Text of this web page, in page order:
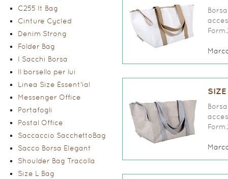
C255 It Bag
Cinture Cycled
Denim Strong
Folder Bag
I Sacchi Borsa
Il borsello per lui
Linea Size Essent'ial
Messenger Office
Portafogli
Postal Office
Saccaccio SacchettoBag
Sacco Borsa Elegant
Shoulder Bag Tracolla
Size L Bag